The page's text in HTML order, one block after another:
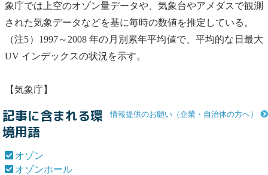
象庁では上空のオゾン量データや、気象台やアメダスで観測
された気象データなどを基に毎時の数値を推定している。
（注5）1997～2008 年の月別累年平均値で、平均的な日最大
UV インデックスの状況を示す。
【気象庁】
情報提供のお願い（企業・自治体の方へ）
記事に含まれる環
境用語
オゾン
オゾンホール